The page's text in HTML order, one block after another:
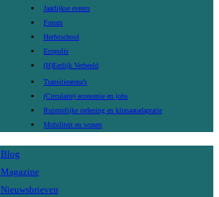
Jaarlijkse events
Forum
Herfstschool
Ecopolis
(H)Eerlijk Verbeeld
Transitiearena’s
(Circulaire) economie en jobs
Ruimtelijke ordening en klimaatadaptatie
Mobiliteit en wonen
Blog
Magazine
Nieuwsbrieven